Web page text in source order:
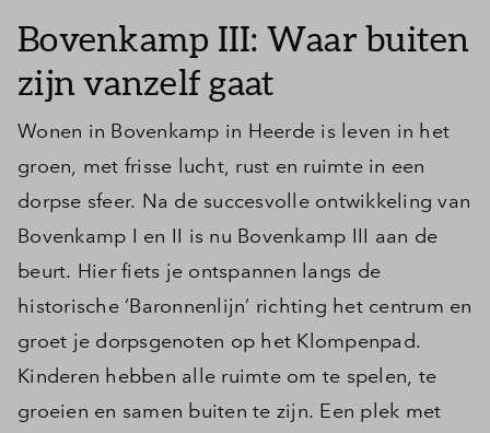
Bovenkamp III: Waar buiten
zijn vanzelf gaat
Wonen in Bovenkamp in Heerde is leven in het
groen, met frisse lucht, rust en ruimte in een
dorpse sfeer. Na de succesvolle ontwikkeling van
Bovenkamp I en II is nu Bovenkamp III aan de
beurt. Hier fiets je ontspannen langs de
historische ‘Baronnenlijn’ richting het centrum en
groet je dorpsgenoten op het Klompenpad.
Kinderen hebben alle ruimte om te spelen, te
groeien en samen buiten te zijn. Een plek met